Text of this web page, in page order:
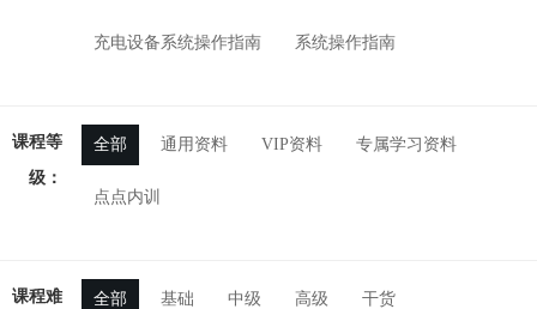
充电设备系统操作指南 系统操作指南
课程等
级：
全部 通用资料 VIP资料 专属学习资料
点点内训
课程难
全部 基础 中级 高级 干货